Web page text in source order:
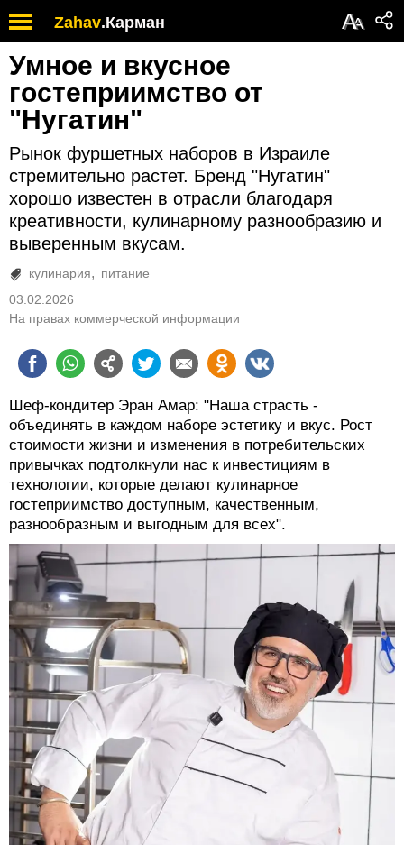
Zahav.Карман АА
Умное и вкусное
гостеприимство от
"Нугатин"
Рынок фуршетных наборов в Израиле
стремительно растет. Бренд "Нугатин"
хорошо известен в отрасли благодаря
креативности, кулинарному разнообразию и
выверенным вкусам.
кулинария
питание
03.02.2026
На правах коммерческой информации
Шеф-кондитер Эран Амар: "Наша страсть -
объединять в каждом наборе эстетику и вкус. Рост
стоимости жизни и изменения в потребительских
привычках подтолкнули нас к инвестициям в
технологии, которые делают кулинарное
гостеприимство доступным, качественным,
разнообразным и выгодным для всех".